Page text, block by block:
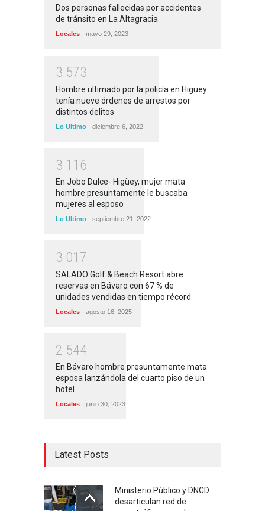
Dos personas fallecidas por accidentes
de tránsito en La Altagracia
Locales mayo 29, 2023
3 573
Hombre ultimado por la policía en Higüey
tenía nueve órdenes de arrestos por
distintos delitos
Lo Ultimo diciembre 6, 2022
3 1 1 6
En Jobo Dulce- Higüey, mujer mata
hombre presuntamente le buscaba
mujeres al esposo
Lo Ultimo septiembre 21, 2022
3 01 7
SALADO Golf & Beach Resort abre
reservas en Bávaro con 67 % de
unidades vendidas en tiempo récord
Locales agosto 16, 2025
2 544
En Bávaro hombre presuntamente mata
esposa lanzándola del cuarto piso de un
hotel
Locales junio 30, 2023
Latest Posts
Ministerio Público y DNCD
desarticulan red de